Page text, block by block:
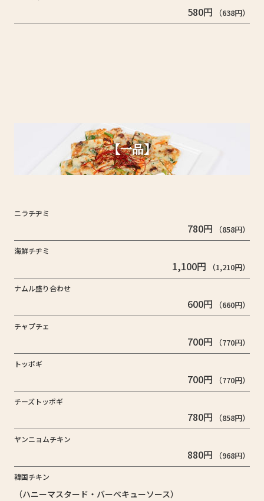
580円 （638円）
【一品】
ニラチヂミ
780円 （858円）
海鮮チヂミ
1,100円 （1,210円）
ナムル盛り合わせ
600円 （660円）
チャプチェ
700円 （770円）
トッポギ
700円 （770円）
チーズトッポギ
780円 （858円）
ヤンニョムチキン
880円 （968円）
韓国チキン
（ハニーマスタード・バーベキューソース）